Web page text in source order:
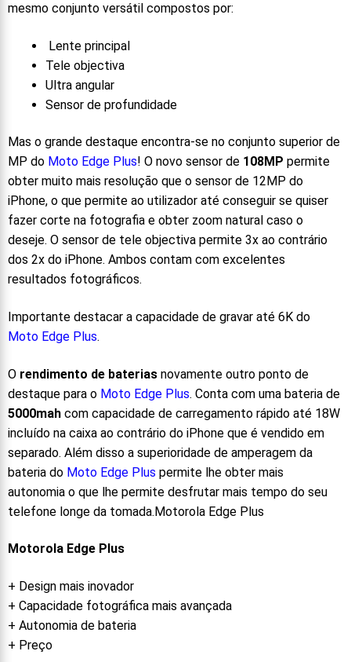
mesmo conjunto versátil compostos por:
Lente principal
Tele objectiva
Ultra angular
Sensor de profundidade
Mas o grande destaque encontra-se no conjunto superior de
MP do Moto Edge Plus! O novo sensor de 108MP permite
obter muito mais resolução que o sensor de 12MP do
iPhone, o que permite ao utilizador até conseguir se quiser
fazer corte na fotografia e obter zoom natural caso o
deseje. O sensor de tele objectiva permite 3x ao contrário
dos 2x do iPhone. Ambos contam com excelentes
resultados fotográficos.
Importante destacar a capacidade de gravar até 6K do
Moto Edge Plus.
O rendimento de baterias novamente outro ponto de
destaque para o Moto Edge Plus. Conta com uma bateria de
5000mah com capacidade de carregamento rápido até 18W
incluído na caixa ao contrário do iPhone que é vendido em
separado. Além disso a superioridade de amperagem da
bateria do Moto Edge Plus permite lhe obter mais
autonomia o que lhe permite desfrutar mais tempo do seu
telefone longe da tomada.Motorola Edge Plus
Motorola Edge Plus
+ Design mais inovador
+ Capacidade fotográfica mais avançada
+ Autonomia de bateria
+ Preço